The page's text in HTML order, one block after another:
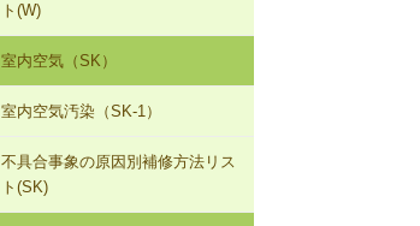
T-1-007 敷居のレベル調整
T-1-008 建具上桟削り調整
T-1-009 建具枠の取替え
の再施工
W-1-504 下ぶき材（二重張り）と谷
板の再施工
ング再施工
W-2-003 給水・給湯配管接続部のガ
スケット交換
W-2-004 継手の交換
W-2-005 大便器と排水配管接続部の
取付け直し
に交換
W-3-002 結露受、結露排水口の追加
W-3-003 熱交換型換気扇の設置
W-3-004 湿度連動型換気扇の設置
ト(W)
降雨による漏水（W-1）
設備からの漏水（W-2）
結露（W-3）
室内空気（SK）
室内空気汚染（SK-1）
SK-1-001 給排気口の位置の変更
SK-1-002 ダクトの増設
不具合事象の原因別補修方法リス
ト(SK)